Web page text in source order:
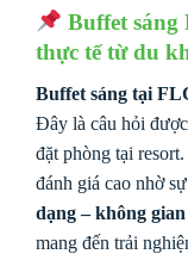
Buffet
thực tế từ du
Buffet sáng tại
Đây là câu hỏi
đặt phòng tại
đánh giá cao nhờ
dạng – không
mang đến trải